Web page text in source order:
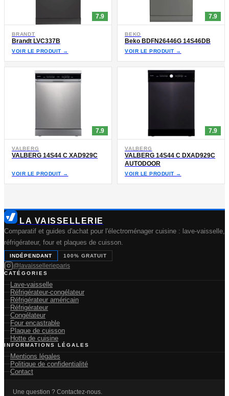
7.9
BRANDT
Brandt LVC337B
VOIR LE PRODUIT →
7.9
BEKO
Beko BDFN26446G 14S46DB
VOIR LE PRODUIT →
7.9
VALBERG
VALBERG 14S44 C XAD929C
VOIR LE PRODUIT →
7.9
VALBERG
VALBERG 14S44 C DXAD929C
AUTODOOR
VOIR LE PRODUIT →
LA VAISSELLERIE
Comparatif et guides d'achat pour l'électroménager cuisine : lave-vaisselle,
réfrigérateur, four et plaques de cuisson.
INDÉPENDANT 100% GRATUIT
@lavaissellerieparis
CATÉGORIES
Lave-vaisselle
Réfrigérateur-congélateur
Réfrigérateur américain
Réfrigérateur
Congélateur
Four encastrable
Plaque de cuisson
Hotte de cuisine
INFORMATIONS LÉGALES
Mentions légales
Politique de confidentialité
Contact
Une question ? Contactez-nous.